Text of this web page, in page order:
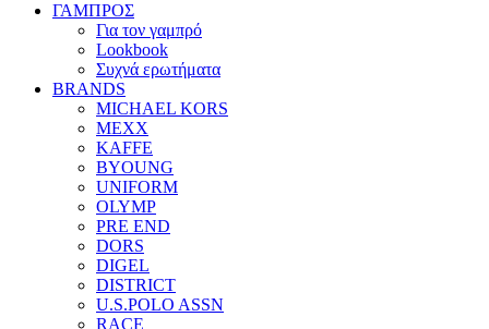
ΓΑΜΠΡΟΣ
Για τον γαμπρό
Lookbook
Συχνά ερωτήματα
BRANDS
MICHAEL KORS
MEXX
KAFFE
BYOUNG
UNIFORM
OLYMP
PRE END
DORS
DIGEL
DISTRICT
U.S.POLO ASSN
RACE